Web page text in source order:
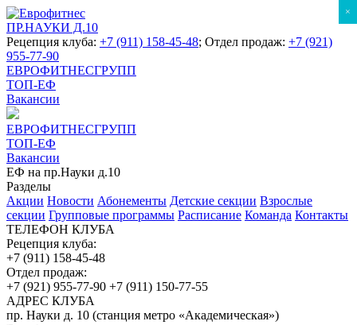
ПР.НАУКИ Д.10
Рецепция клуба: +7 (911) 158-45-48; Отдел продаж: +7 (921)
955-77-90
ЕВРОФИТНЕСГРУПП
ТОП-ЕФ
Вакансии
ЕВРОФИТНЕСГРУПП
ТОП-ЕФ
Вакансии
ЕФ на пр.Науки д.10
Разделы
Акции Новости Абонементы Детские секции Взрослые
секции Групповые программы Расписание Команда Контакты
ТЕЛЕФОН КЛУБА
Рецепция клуба:
+7 (911) 158-45-48
Отдел продаж:
+7 (921) 955-77-90 +7 (911) 150-77-55
АДРЕС КЛУБА
пр. Науки д. 10 (станция метро «Академическая»)
×